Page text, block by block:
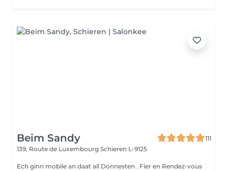
Beim Sandy
111
139, Route de Luxembourg Schieren L-9125
Ech ginn mobile an daat all Donnesten . Fier en Rendez-vous